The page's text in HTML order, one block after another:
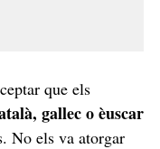
que els
gallec o èuscar
No els va atorgar